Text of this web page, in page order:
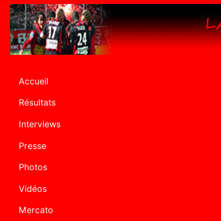
Accueil
Résultats
Interviews
Presse
Photos
Vidéos
Mercato